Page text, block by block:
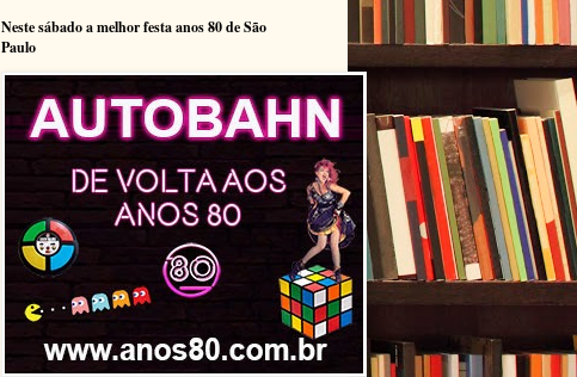
Neste sábado a melhor festa anos 80 de São
Paulo